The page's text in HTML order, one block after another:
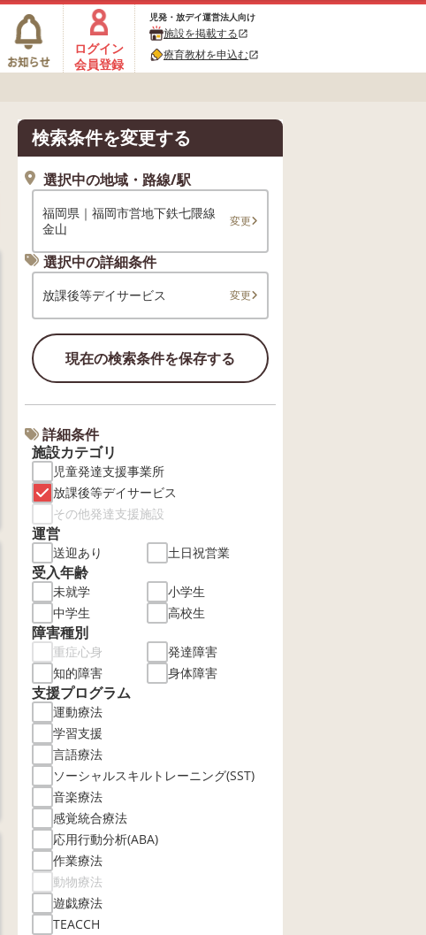
ログイン
会員登録
児発・放デイ運営法人向け
施設を掲載するopen_in_new
療育教材を申込むopen_in_new
検索条件を変更する
選択中の地域・路線/駅
福岡県｜福岡市営地下鉄七隈線
金山
変更
選択中の詳細条件
放課後等デイサービス 変更
現在の検索条件を保存する
詳細条件
施設カテゴリ
児童発達支援事業所
放課後等デイサービス
その他発達支援施設
運営
送迎あり 土日祝営業
受入年齢
未就学
小学生
中学生
高校生
障害種別
重症心身
発達障害
知的障害
身体障害
支援プログラム
運動療法
学習支援
言語療法
ソーシャルスキルトレーニング(SST)
音楽療法
感覚統合療法
応用行動分析(ABA)
作業療法
動物療法
遊戯療法
TEACCH